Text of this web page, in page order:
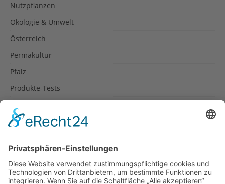
Nutzpflanzen
Ökologie & Umwelt
Österreich
Permakultur
Pfalz
Produkte-Tests
Rezepte
Spanien
Südtirol